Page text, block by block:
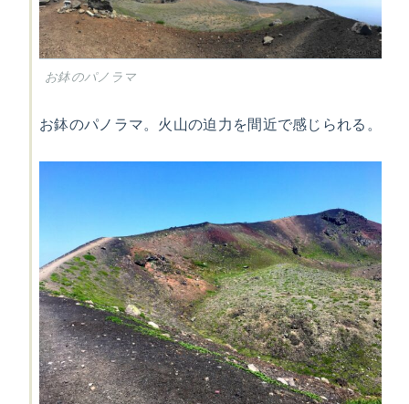
お鉢のパノラマ
お鉢のパノラマ。火山の迫力を間近で感じられる。